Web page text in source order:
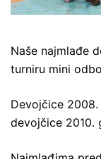
Naše najmlađe
turniru mini
Devojčice
devojčice 2010.